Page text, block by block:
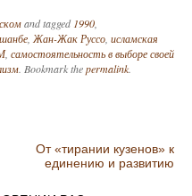
and tagged1990,
,Жан-Жак Руссо, исламская
, самостоятельность в выборе своей
. Bookmark thepermalink.
От «тирании кузенов» к
единению и развитию